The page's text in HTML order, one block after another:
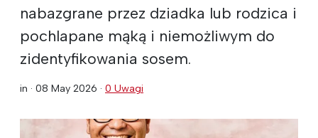
nabazgrane przez dziadka lub rodzica i
pochlapane mąką i niemożliwym do
zidentyfikowania sosem.
in · 08 May 2026 · 0 Uwagi